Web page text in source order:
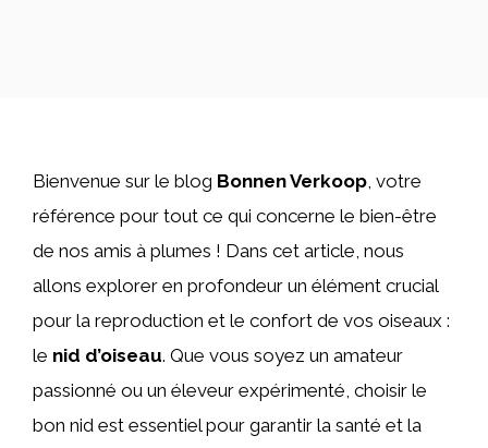
Bienvenue sur le blog Bonnen Verkoop, votre
référence pour tout ce qui concerne le bien-être
de nos amis à plumes ! Dans cet article, nous
allons explorer en profondeur un élément crucial
pour la reproduction et le confort de vos oiseaux :
le nid d’oiseau. Que vous soyez un amateur
passionné ou un éleveur expérimenté, choisir le
bon nid est essentiel pour garantir la santé et la